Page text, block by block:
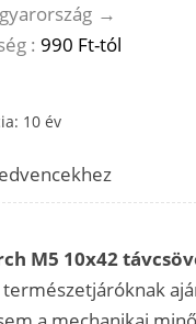
→
: 990 Ft-tól
10 év
M5 10x42